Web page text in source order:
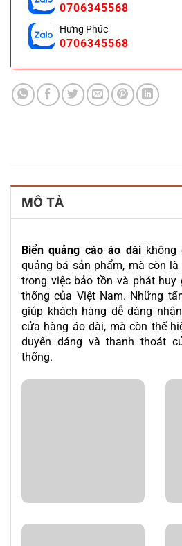
0706345568
Hưng Phúc
0706345568
MÔ TẢ
Biển quảng cáo áo dàikhông
quảng bá sản phẩm, mà còn
trong việc bảo tồn và phát huy
thống của Việt Nam. Những
giúp khách hàng dễ dàng
cửa hàng áo dài, mà còn thể
duyên dáng và thanh thoát
thống.